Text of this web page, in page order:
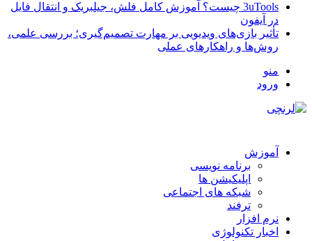
3uTools چیست؟ آموزش کامل فلش، جیلبریک و انتقال فایل
در آیفون
تأثیر بازی‌های ویدیویی بر مهارت تصمیم‌گیری؛ بررسی علمی،
روش‌ها و راهکارهای عملی
منو
ورود
آموزش
برنامه نویسی
اپلیکیشن ها
شبکه های اجتماعی
ترفند
نرم افزار
اخبار تکنولوژی